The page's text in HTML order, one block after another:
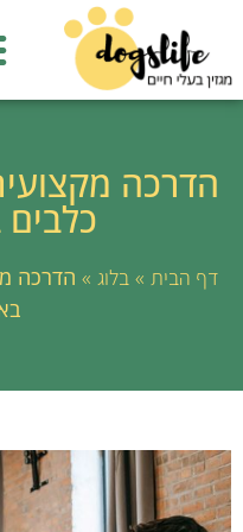
הדרכה
כלבים
דף הבית »בלוג » הדרכה